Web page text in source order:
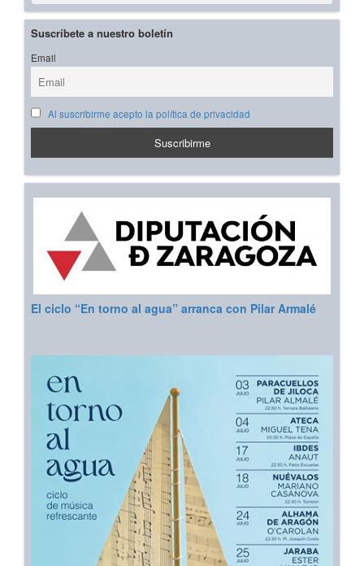
Suscríbete a nuestro boletín
Email
Al suscribirme acepto la política de privacidad
El ciclo “En torno al agua” arranca con Pilar Armalé